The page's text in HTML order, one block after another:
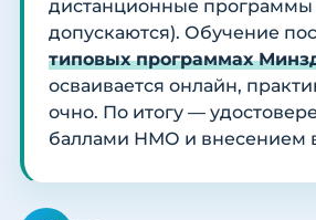
дистанционные
допускаются). Обучение
типовых программах
осваивается онлайн,
очно. По итогу —
баллами НМО и